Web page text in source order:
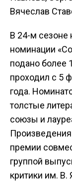
Вячеслав
В 24-м сезоне
номинации
подано более
проходил с 5
года.
толстые
союзы и
премии
группой
критики им. В.